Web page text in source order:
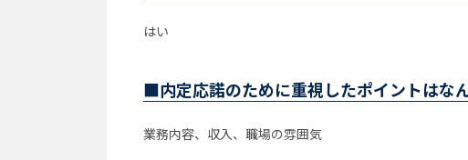
はい
■内定応諾のために重視したポイントはな
業務内容、収入、職場の雰囲気